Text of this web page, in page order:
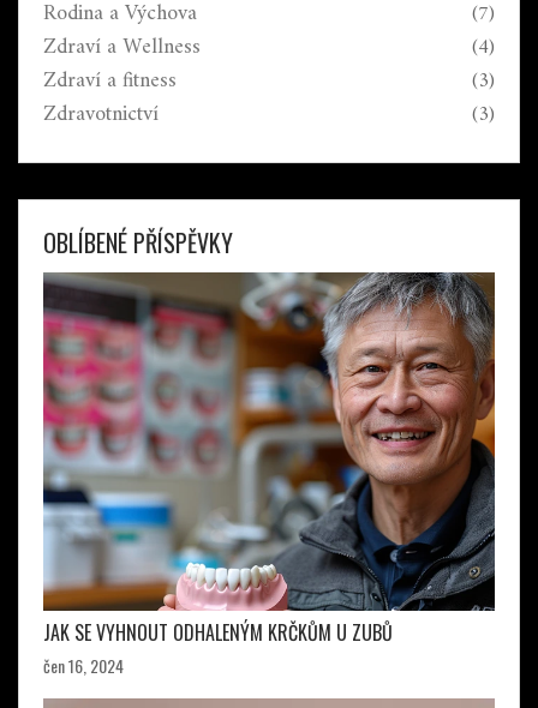
Rodina a Výchova (7)
Zdraví a Wellness (4)
Zdraví a fitness (3)
Zdravotnictví (3)
OBLÍBENÉ PŘÍSPĚVKY
JAK SE VYHNOUT ODHALENÝM KRČKŮM U ZUBŮ
čen 16, 2024